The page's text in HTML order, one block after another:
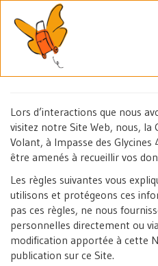
contenu
principal
Lors d’interactions que nous
visitez notre Site Web, nous, la
Volant, à Impasse des
être amenés à recueillir vos
Les règles suivantes vous
utilisons et protégeons ces
pas ces règles, ne nous
personnelles directement ou
modification apportée à cette
publication sur ce Site.